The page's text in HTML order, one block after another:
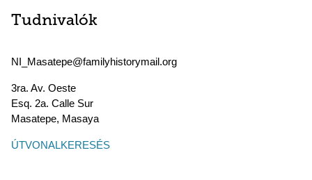
Tudnivalók
NI_Masatepe@familyhistorymail.org
3ra. Av. Oeste
Esq. 2a. Calle Sur
Masatepe, Masaya
ÚTVONALKERESÉS